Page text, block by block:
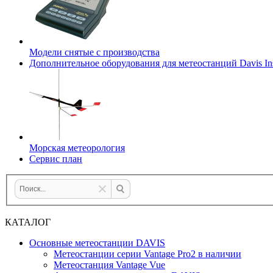
Модели снятые с производства
Дополнительное оборудования для метеостанций Davis
Морская метеорология
Сервис план
КАТАЛОГ
Основные метеостанции DAVIS
Метеостанции серии Vantage Pro2 в наличии
Метеостанция Vantage Vue